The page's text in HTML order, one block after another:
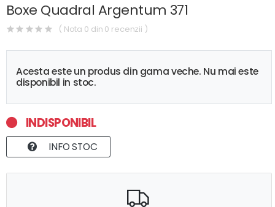
Boxe Quadral Argentum 371
( Nota 0 din 0 recenzii )
Acesta este un produs din gama veche. Nu mai este
disponibil in stoc.
INDISPONIBIL
INFO STOC